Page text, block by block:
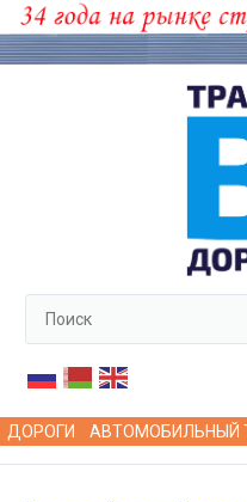
ДОРОГИ АВТОМОБИЛЬНЫЙ